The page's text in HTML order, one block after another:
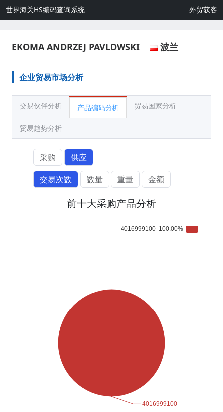
世界海关HS编码查询系统 外贸获客
EKOMA ANDRZEJ PAVLOWSKI 波兰
企业贸易市场分析
交易伙伴分析 产品编码分析 贸易国家分析
贸易趋势分析
采购
供应
交易次数
数量 重量 金额
前十大采购产品分析